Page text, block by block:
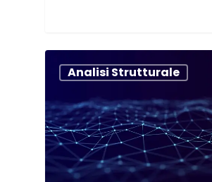
Analisi Strutturale